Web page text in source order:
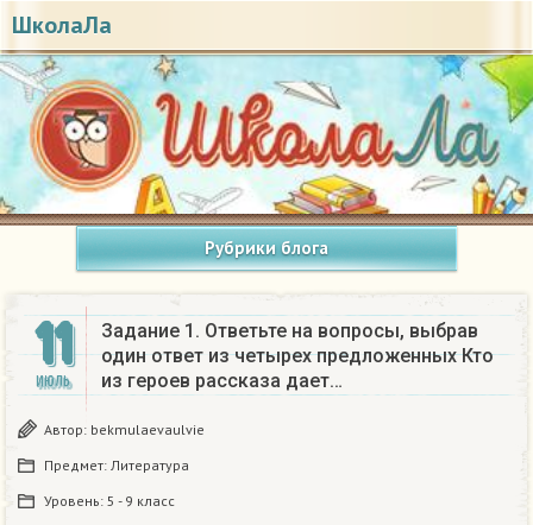
ШколаЛа
Рубрики блога
11
ИЮЛЬ
Задание 1. Ответьте на вопросы, выбрав
один ответ из четырех предложенных Кто
из героев рассказа дает…
Автор: bekmulaevaulvie
Предмет: Литература
Уровень: 5 - 9 класс